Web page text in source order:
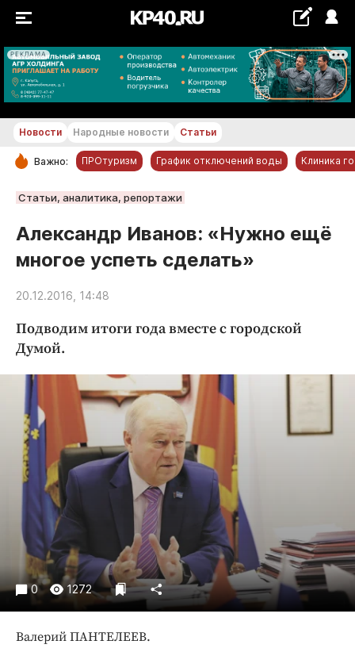
РЕКЛАМА
+29...+30 °С
РУБРИКИ
Новости компаний
Статьи
Народные новости
Благоустройство
Культура
Недвижимость и ЖКХ
Образование
Общество
Погода
Праздники
Происшествия
Спорт
Экономика и бизнес
ПРОЕКТЫ
Блоги
Новости Народные новости Статьи
Важно: ПРОтуризм График отключений воды Клиника
Статьи, аналитика, репортажи
Александр Иванов: «Нужно ещё
многое успеть сделать»
20.12.2016, 14:48
Подводим итоги года вместе с городской
Думой.
0 1272
Валерий ПАНТЕЛЕЕВ.